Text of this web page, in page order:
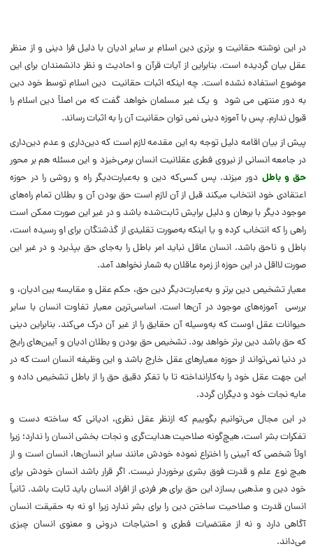
در این نوشته حقانیت و برتری دین اسلام بر سایر ادیان با دلیل فرا دینی و از منظر
عقل بیان گردیده است. بنابراین از آیات قرآن و احادیث و نظر دانشمندان برای این
موضوع استفاده نشده است. چه اینکه اثبات حقانیت دین اسلام توسط خود دین
به دور منتهی می شود و یک غیر مسلمان خواهد گفت که من اصلاً دین اسلام را
قبول ندارم. پس با آموزه دینی نمی توان حقانیت آن را به اثبات رساند.
پیش از بیان اقامه دلیل توجه به این مقدمه لازم است که دین‌داری و عدم دین‌داری
در جامعه انسانی از نیروی فطری عقلانیت انسان برمی‌خیزد و این مسئله هم بر محور
حق و باطل دور می­زند. پس کسی‌که دین و به‌عبارت‌دیگر راه و روشی را در حوزه
اعتقادی خود انتخاب می­کند قبل از آن لازم است حق بودن آن و بطلان تمام راه‌های
موجود دیگر با برهان و دلیل برایش ثابت‌شده باشد و در غیر این صورت ممکن است
راهی را که انتخاب کرده و یا اینکه به‌صورت تقلیدی از گذشتگان برای او رسیده است،
باطل و ناحق باشد. انسان عاقل نباید امر باطل را به‌جای حق بپذیرد و در غیر این
صورت لااقل در این حوزه از زمره عاقلان به شمار نخواهد آمد.
معیار تشخیص دین برتر و به‌عبارت‌دیگر دین حق، حکم عقل و مقایسه بین ادیان، و
بررسی آموزه‌های موجود در آن‌ها است. اساسی‌ترین معیار تفاوت انسان با سایر
حیوانات عقل اوست که به‌وسیله آن حقایق را از غیر آن درک می‌کند. بنابراین دینی
که حق باشد دین برتر خواهد بود. تشخیص حق بودن و بطلان ادیان و آیین‌های رایج
در دنیا نمی‌تواند از حوزه معیارهای عقل خارج باشد و این وظیفه انسان است که در
این جهت عقل خود را به‌کارانداخته تا با تفکر دقیق حق را از باطل تشخیص داده و
مایه نجات خود و دیگران گردد.
در این مجال می‌توانیم بگوییم که ازنظر عقل نظری، ادیانی که ساخته دست و
تفکرات بشر است، هیچ‌گونه صلاحیت هدایت‌گری و نجات بخشی انسان را ندارد؛ زیرا
اولاً شخصی که آیینی را اختراع نموده خودش مانند سایر انسان‌ها، انسان است و از
هیچ نوع علم و قدرت فوق بشری برخوردار نیست. اگر قرار باشد انسان خودش برای
خود دین و مذهبی بسازد این حق برای هر فردی از افراد انسان باید ثابت باشد. ثانیاً
انسان قدرت و صلاحیت ساختن دین را برای بشر ندارد زیرا او نه به حقیقت انسان
آگاهی دارد و نه از مقتضیات فطری و احتیاجات درونی و معنوی انسان چیزی
می‌داند.